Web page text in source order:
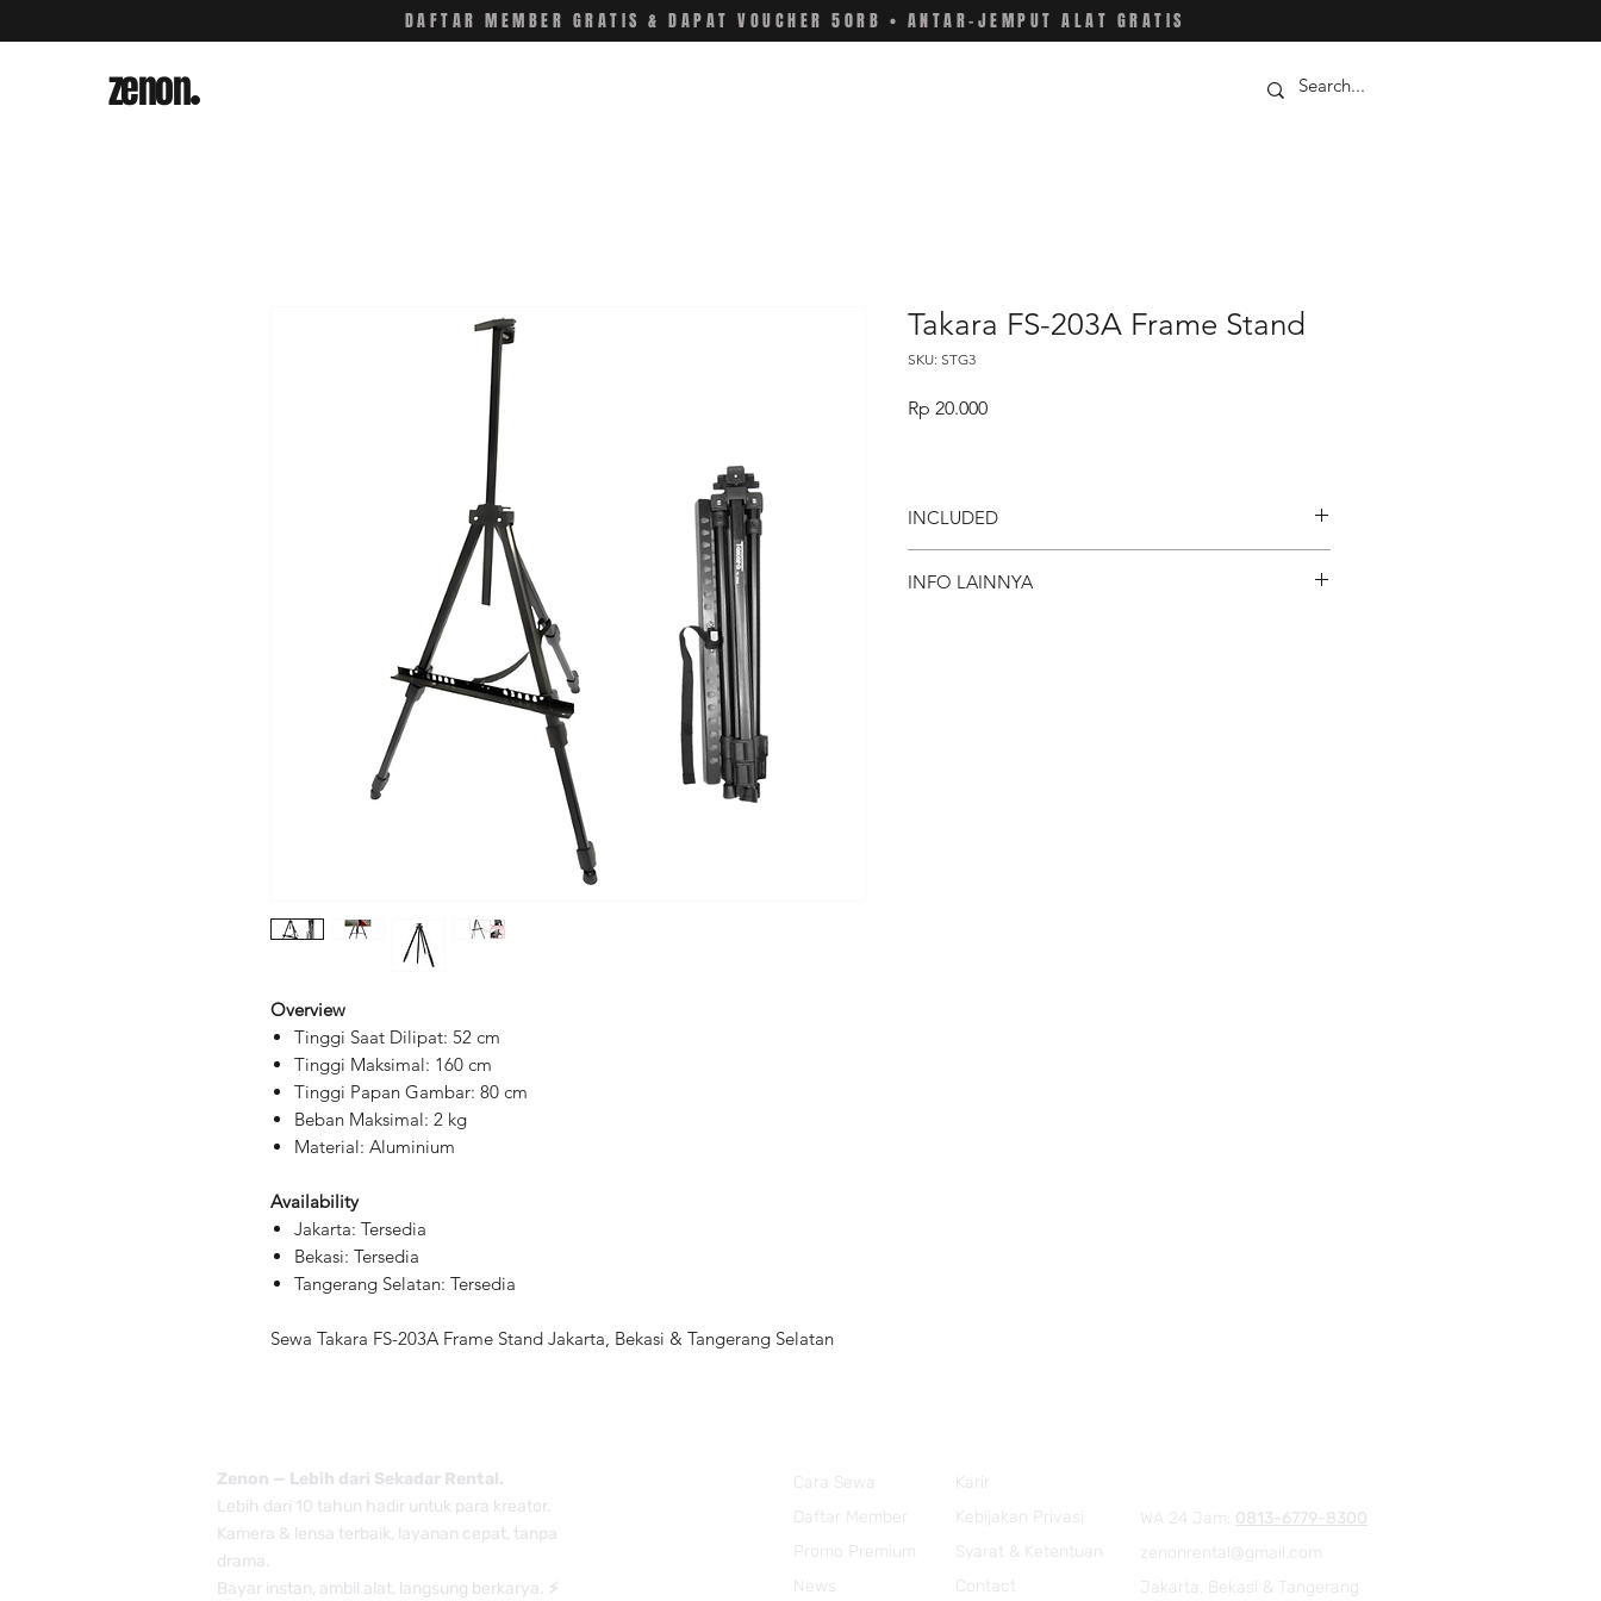
DAFTAR MEMBER GRATIS & DAPAT VOUCHER 50RB • ANTAR-JEMPUT ALAT GRATIS
zenon.
Overview
Tinggi Saat Dilipat: 52 cm
Tinggi Maksimal: 160 cm
Tinggi Papan Gambar: 80 cm
Beban Maksimal: 2 kg
Material: Aluminium
Availability
Jakarta: Tersedia
Bekasi: Tersedia
Tangerang Selatan: Tersedia
Sewa Takara FS-203A Frame Stand Jakarta, Bekasi & Tangerang Selatan
Takara FS-203A Frame Stand
SKU: STG3
Rp 20.000Price
INCLUDED
Bag
INFO LAINNYA
Zenon — Lebih dari Sekadar Rental.
Lebih dari 10 tahun hadir untuk para kreator.
Kamera & lensa terbaik, layanan cepat, tanpa
drama.
Bayar instan, ambil alat, langsung berkarya. ⚡
Cara Sewa
Daftar Member
Promo Premium
News
Karir
Kebijakan Privasi
Syarat & Ketentuan
Contact
WA 24 Jam: 0813-6779-8300
zenonrental@gmail.com
Jakarta, Bekasi & Tangerang